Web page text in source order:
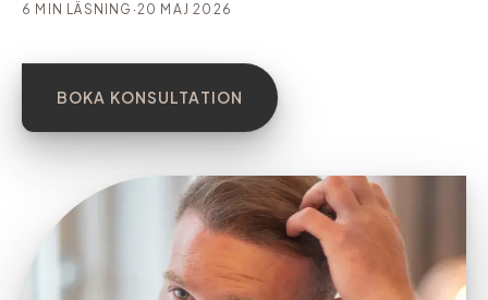
6 MIN LÄSNING ·20 MAJ 2026
BOKA KONSULTATION